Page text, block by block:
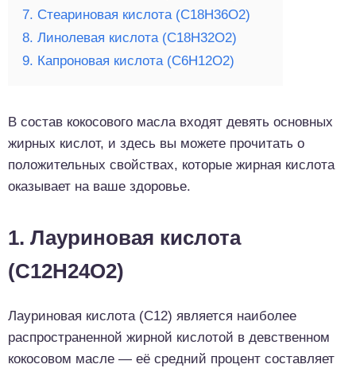
7. Cтеариновая кислота (C18H36O2)
8. Линолевая кислота (C18H32O2)
9. Капроновая кислота (C6H12O2)
В состав кокосового масла входят девять основных
жирных кислот, и здесь вы можете прочитать о
положительных свойствах, которые жирная кислота
оказывает на ваше здоровье.
1. Лауриновая кислота
(C12H24O2)
Лауриновая кислота (С12) является наиболее
распространенной жирной кислотой в девственном
кокосовом масле — её средний процент составляет